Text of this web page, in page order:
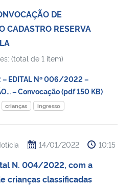
DE
CADASTRO RESERVA
(total de 1 item)
EDITAL Nº 006/2022 –
– Convocação (pdf 150 KB)
crianças ingresso
14/01/2022 10:15
N. 004/2022, com a
crianças classificadas